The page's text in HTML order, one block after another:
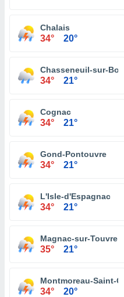
Chalais
34° 20°
Chasseneuil-sur-
34° 21°
Cognac
34° 21°
Gond-Pontouvre
34° 21°
L'Isle-d'Espagnac
34° 21°
Magnac-sur-Touvre
35° 21°
Montmoreau-Saint-
34° 20°